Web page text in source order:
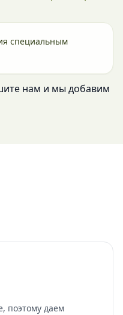
специальным
нам и мы добавим
поэтому даем